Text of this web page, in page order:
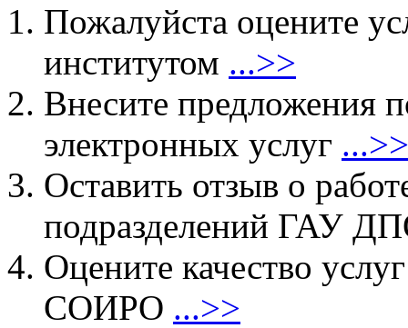
Пожалуйста оцените
институтом ...>>
Внесите предложения
электронных услуг ...>>
Оставить отзыв о
подразделений ГАУ
Оцените качество
СОИРО ...>>